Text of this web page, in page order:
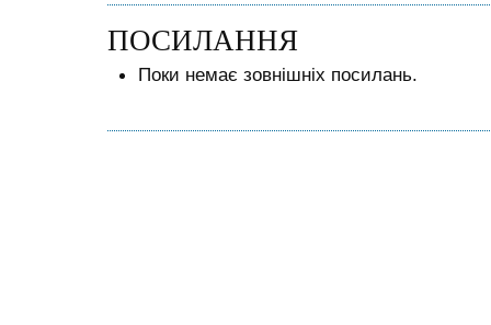
ПОСИЛАННЯ
Поки немає зовнішніх посилань.